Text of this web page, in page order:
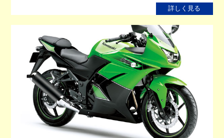
詳しく見る